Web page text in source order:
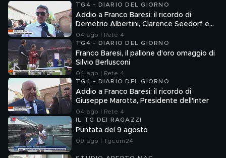
TG4 - DIARIO DEL GIORNO
Addio a Franco Baresi: il ricordo di
Demetrio Albertini, Clarence Seedorf e
Giovanni Galli
04 ago | Rete 4
TG4 - DIARIO DEL GIORNO
Franco Baresi, il pallone d'oro omaggio di
Silvio Berlusconi
04 ago | Rete 4
TG4 - DIARIO DEL GIORNO
Addio a Franco Baresi: il ricordo di
Giuseppe Marotta, Presidente dell'Inter
04 ago | Rete 4
IL TG DEI RAGAZZI
Puntata del 9 agosto
09 ago | Tgcom24